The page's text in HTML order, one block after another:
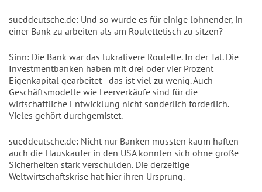
sueddeutsche.de: Und so wurde es für einige lohnender, in
einer Bank zu arbeiten als am Roulettetisch zu sitzen?
Sinn: Die Bank war das lukrativere Roulette. In der Tat. Die
Investmentbanken haben mit drei oder vier Prozent
Eigenkapital gearbeitet - das ist viel zu wenig. Auch
Geschäftsmodelle wie Leerverkäufe sind für die
wirtschaftliche Entwicklung nicht sonderlich förderlich.
Vieles gehört durchgemistet.
sueddeutsche.de: Nicht nur Banken mussten kaum haften -
auch die Hauskäufer in den USA konnten sich ohne große
Sicherheiten stark verschulden. Die derzeitige
Weltwirtschaftskrise hat hier ihren Ursprung.